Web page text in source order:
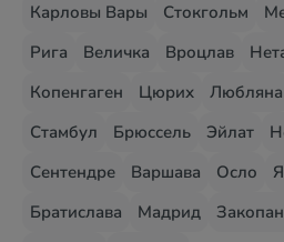
Карловы Вары
Стокгольм
Рига
Величка Вроцлав
Копенгаген
Цюрих Любляна
Стамбул
Брюссель Эйлат
Сентендре
Варшава Осло
Братислава
Мадрид